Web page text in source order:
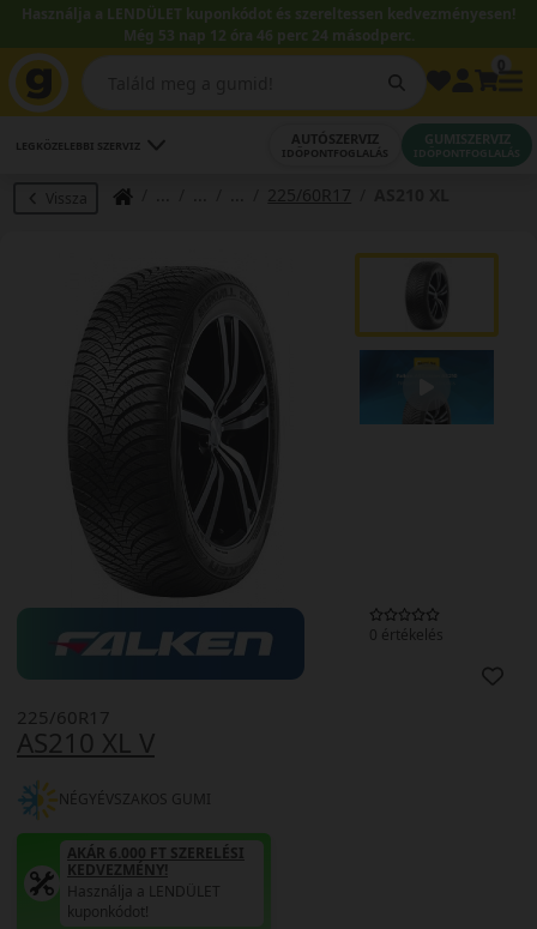
Használja a LENDÜLET kuponkódot és szereltessen kedvezményesen!
Még 53 nap 12 óra 46 perc 24 másodperc.
LEGKÖZELEBBI SZERVIZ AUTÓSZERVIZ
IDŐPONTFOGLALÁS
GUMISZERVIZ
IDŐPONTFOGLALÁS
Vissza 225/60R17
0 értékelés
AS210 XL V
225/60R17
NÉGYÉVSZAKOS GUMI
AKÁR 6.000 FT SZERELÉSI
KEDVEZMÉNY!
Használja a LENDÜLET
kuponkódot!